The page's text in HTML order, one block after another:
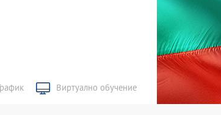
Виртуално обучение